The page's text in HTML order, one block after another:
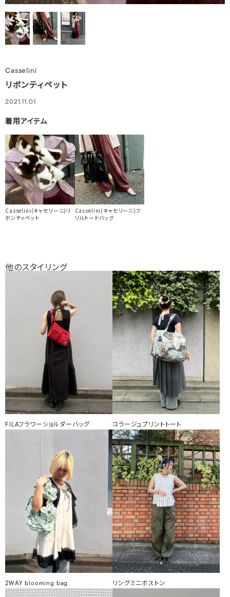
Casselini
リボンティペット
2021.11.01
着用アイテム
Casselini(キャセリーニ)リ
ボンティペット
Casselini(キャセリーニ)フ
リルトートバッグ
他のスタイリング
FILAフラワーショルダーバッグ コラージュプリントトート
2WAY blooming bag リングミニボストン